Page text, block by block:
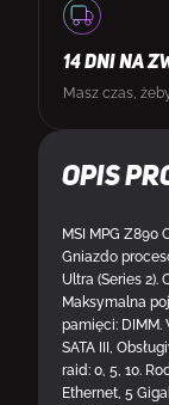
Opis
MSI MPG Z890
Gniazdo
Ultra (Series 2).
Maksymalna
pamięci: DIMM.
SATA III,
raid: 0, 5, 10.
Ethernet, 5
14 DNI NA
Masz czas,